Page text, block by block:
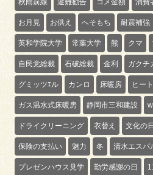
秋雨前線 避難勧告 コメ金額 消費
お月見 お供え へそもち 耐震補強
英和学院大学 常葉大学 熊 クマ
自民党総裁 石破総裁 金利 ガクチ
グミッツｴル カンロ 床暖房 ヒー
ガス温水式床暖房 静岡市三和建設
ドライクリーニング 衣替え 文化の日
保険の支払い 魅力 冬 清水エスパ
プレゼンハウス見学 勤労感謝の日